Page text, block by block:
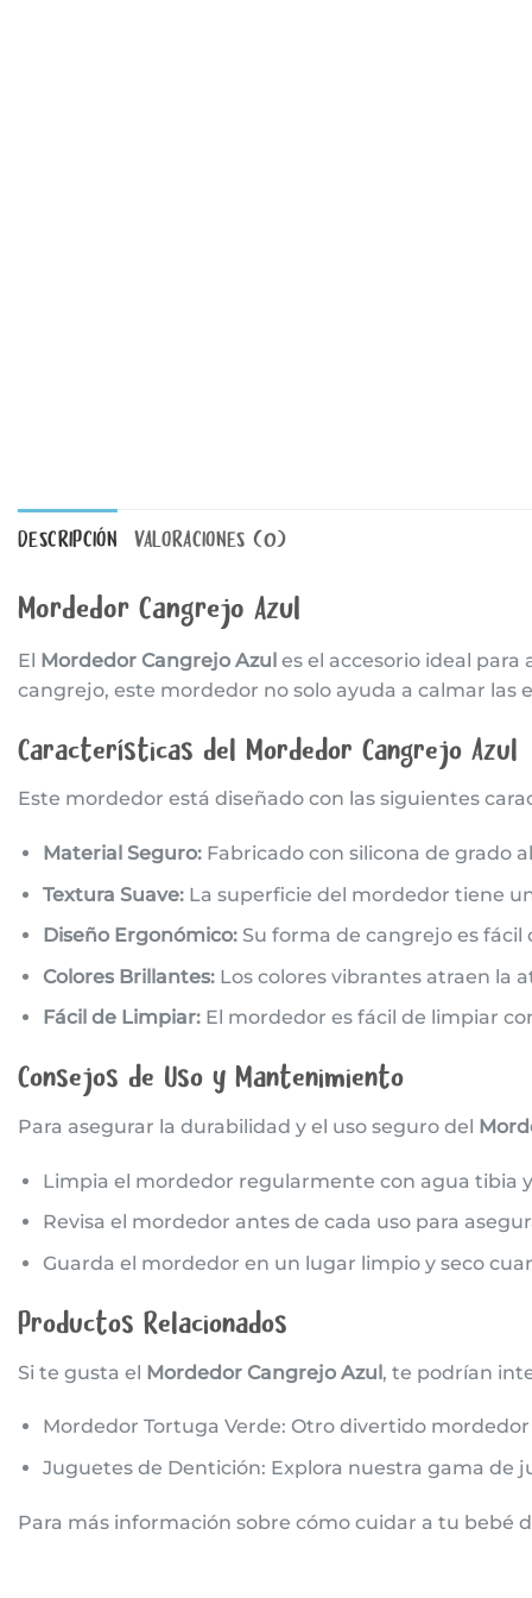
DESCRIPCIÓN VALORACIONES (0)
Mordedor Cangrejo Azul
El Mordedor Cangrejo Azul es el accesorio ideal
cangrejo, este mordedor no solo ayuda a calmar las
Características del Mordedor Cangrejo Azul
Este mordedor está diseñado con las siguientes
Material Seguro:Fabricado con silicona de grado
Textura Suave:La superficie del mordedor tiene
Diseño Ergonómico:Su forma de cangrejo es fácil
Colores Brillantes:Los colores vibrantes atraen la
Fácil de Limpiar:El mordedor es fácil de limpiar
Consejos de Uso y Mantenimiento
Para asegurar la durabilidad y el uso seguro del
Limpia el mordedor regularmente con agua tibia
Revisa el mordedor antes de cada uso para
Guarda el mordedor en un lugar limpio y seco
Productos Relacionados
Si te gusta el Mordedor Cangrejo Azul, te podrían
Mordedor Tortuga Verde: Otro divertido
Juguetes de Dentición: Explora nuestra gama de
Para más información sobre cómo cuidar a tu bebé